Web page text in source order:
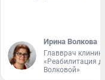
Ирина Волкова
Главврач
«Реабилитация
Волковой»